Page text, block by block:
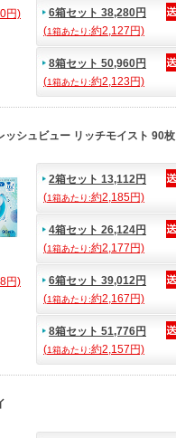
円)
6箱セット 38,280円
(1箱あたり:約2,127円)
8箱セット 50,960円
(1箱あたり:約2,123円)
ッシュビュー リッチモイスト 90枚
円)
2箱セット 13,112円
(1箱あたり:約2,185円)
4箱セット 26,124円
(1箱あたり:約2,177円)
6箱セット 39,012円
(1箱あたり:約2,167円)
8箱セット 51,776円
(1箱あたり:約2,157円)